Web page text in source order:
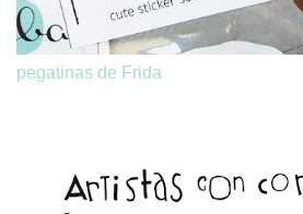
pegatinas de Frida